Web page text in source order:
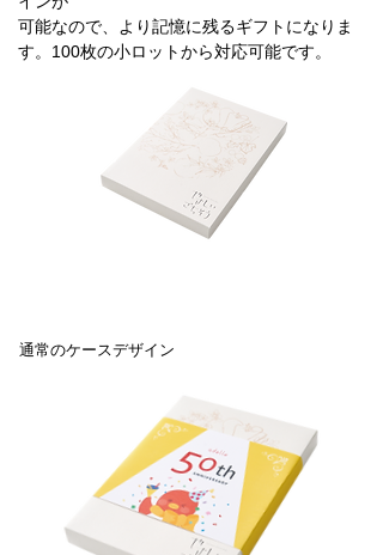
可能なので、より記憶に残るギフトになりま
す。100枚の小ロットから対応可能です。
通常のケースデザイン